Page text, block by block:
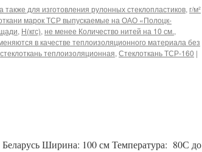
а также для изготовления рулонных стеклопластиков, г/м²
марок ТСР выпускаемые на ОАО «Полоцк-
, Н(кгс), не менее Количество нитей на 10 см.,
в качестве теплоизоляционного материала без
стеклоткань теплоизоляционная, Стеклоткань ТСР-160 |
Ширина: 100 см Температура: 80С до